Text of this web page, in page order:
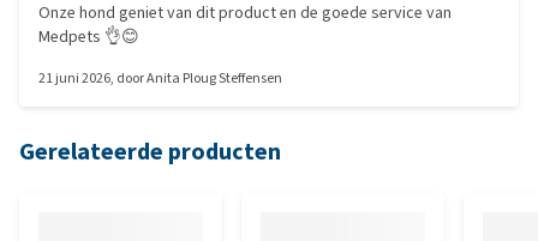
Onze hond geniet van dit product en de goede service van
Medpets 👌😊
21 juni 2026, doorAnita Ploug Steffensen
Gerelateerde producten